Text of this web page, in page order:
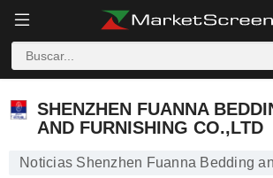
SHENZHEN FUANNA
AND FURNISHING CO.,LTD
Noticias Shenzhen Fuanna Bedding